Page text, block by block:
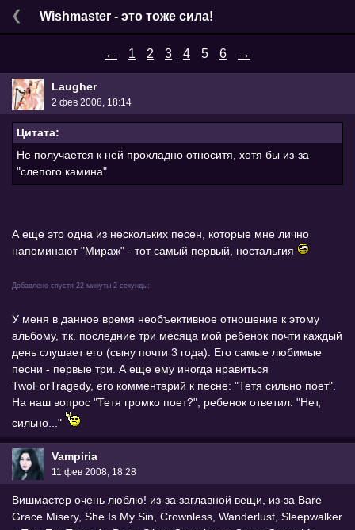
Wishmaster - это тоже сила!
← 1 2 3 4 5 6 →
Laugher
2 фев 2008, 18:14
Цитата:
Не получается к ней прохладно относитя, хотя бы из-за
"слепого камина"
А еще это одна из нескольких песен, которые мне лично
напоминают "Мираж" - тот самый первый, ностальгия
Добавлено спустя 22 минуты 2 секунды:
У меня в данное время необъективное отношение к этому
альбому, т.к. последние три месяца мой ребенок почти каждый
день слушает его (сыну почти 3 года). Его самые любимые
песни - первые три. А еще ему иногда нравиться
TwoForTragedy, его комментарий к песне: "Тетя сильно поет".
На наш вопрос "Тетя громко поет?", ребенок ответил: "Нет,
сильно..."
Vampiria
11 фев 2008, 18:28
Вишмастер очень люблю! из-за заглавной вещи, из-за Bare
Grace Misery, She Is My Sin, Crownless, Wanderlust, Sleepwalker